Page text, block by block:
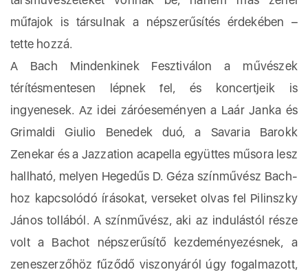
műfajok is társulnak a népszerűsítés érdekében –
tette hozzá.
A Bach Mindenkinek Fesztiválon a művészek
térítésmentesen lépnek fel, és koncertjeik is
ingyenesek. Az idei záróeseményen a Laár Janka és
Grimaldi Giulio Benedek duó, a Savaria Barokk
Zenekar és a Jazzation acapella együttes műsora lesz
hallható, melyen Hegedűs D. Géza színművész Bach-
hoz kapcsolódó írásokat, verseket olvas fel Pilinszky
János tollából. A színművész, aki az indulástól része
volt a Bachot népszerűsítő kezdeményezésnek, a
zeneszerzőhöz fűződő viszonyáról úgy fogalmazott,